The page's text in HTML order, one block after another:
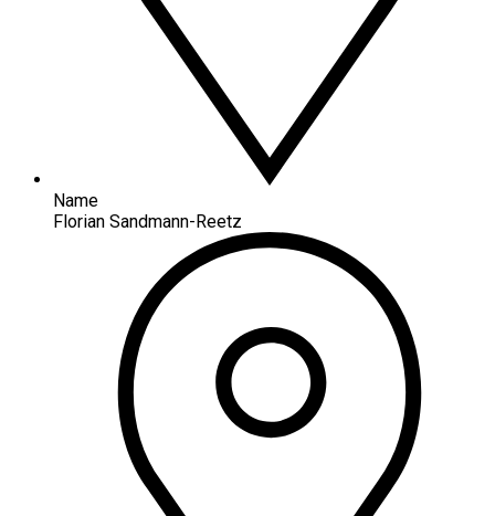
Name
Florian Sandmann-Reetz